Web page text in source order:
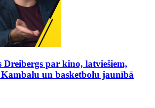
par kino, latviešiem,
un basketbolu jaunībā